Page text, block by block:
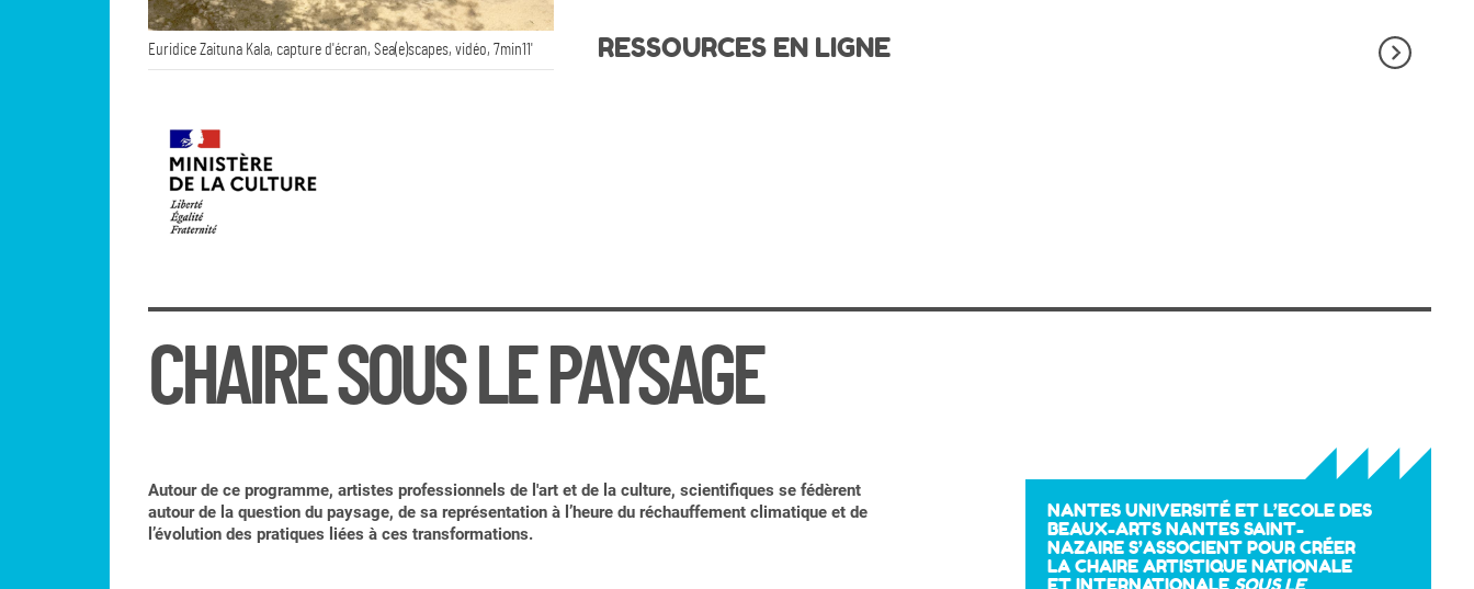
Euridice Zaituna Kala, capture d'écran, Sea(e)scapes, vidéo, 7min11' RESSOURCES EN LIGNE
CHAIRE SOUS LE PAYSAGE
Autour de ce programme, artistes professionnels de l'art et de la culture, scientifiques se fédèrent
autour de la question du paysage, de sa représentation à l’heure du réchauffement climatique et de
l’évolution des pratiques liées à ces transformations.
NANTES UNIVERSITÉ ET L’ECOLE DES
BEAUX-ARTS NANTES SAINT-
NAZAIRE S’ASSOCIENT POUR CRÉER
LA CHAIRE ARTISTIQUE NATIONALE
ET INTERNATIONALE SOUS LE